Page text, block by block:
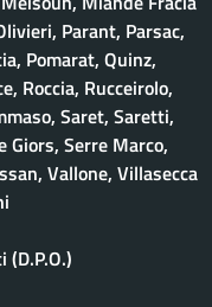
Parant, Parsac,
Pomarat, Quinz,
Roccia, Rucceirolo,
Saret, Saretti,
Giors, Serre Marco,
Vallone, Villasecca